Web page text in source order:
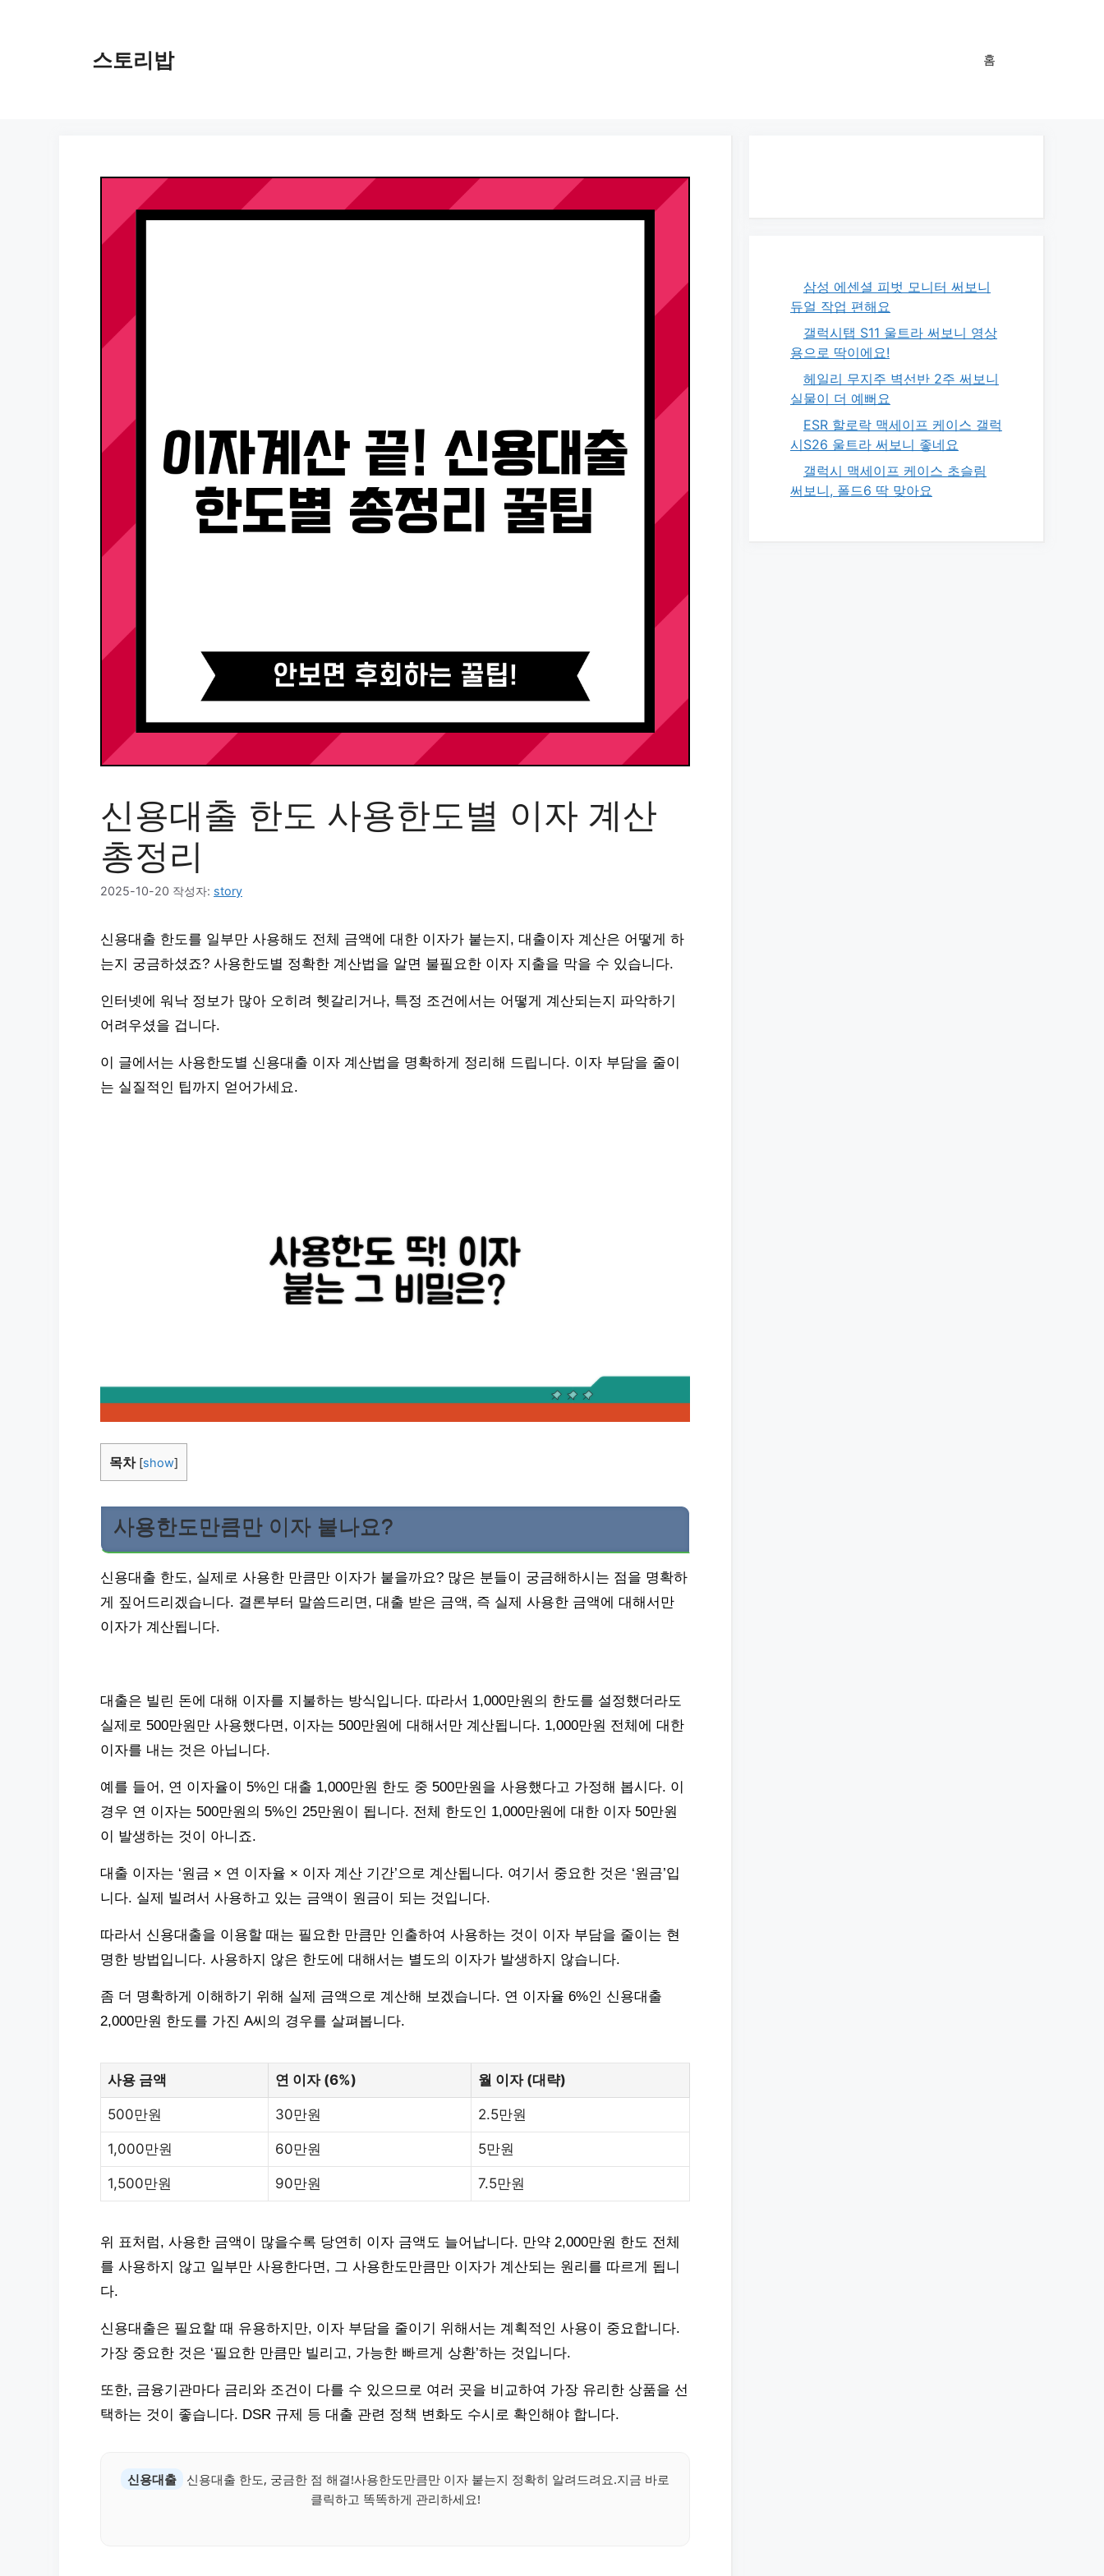
스토리밥 홈
신용대출 한도 사용한도별 이자 계산
총정리
2025-10-20 작성자: story
신용대출 한도를 일부만 사용해도 전체 금액에 대한 이자가 붙는지, 대출이자 계산은 어떻게 하
는지 궁금하셨죠? 사용한도별 정확한 계산법을 알면 불필요한 이자 지출을 막을 수 있습니다.
인터넷에 워낙 정보가 많아 오히려 헷갈리거나, 특정 조건에서는 어떻게 계산되는지 파악하기
어려우셨을 겁니다.
이 글에서는 사용한도별 신용대출 이자 계산법을 명확하게 정리해 드립니다. 이자 부담을 줄이
는 실질적인 팁까지 얻어가세요.
목차 [show]
사용한도만큼만 이자 붙나요?
신용대출 한도, 실제로 사용한 만큼만 이자가 붙을까요? 많은 분들이 궁금해하시는 점을 명확하
게 짚어드리겠습니다. 결론부터 말씀드리면, 대출 받은 금액, 즉 실제 사용한 금액에 대해서만
이자가 계산됩니다.
대출은 빌린 돈에 대해 이자를 지불하는 방식입니다. 따라서 1,000만원의 한도를 설정했더라도
실제로 500만원만 사용했다면, 이자는 500만원에 대해서만 계산됩니다. 1,000만원 전체에 대한
이자를 내는 것은 아닙니다.
예를 들어, 연 이자율이 5%인 대출 1,000만원 한도 중 500만원을 사용했다고 가정해 봅시다. 이
경우 연 이자는 500만원의 5%인 25만원이 됩니다. 전체 한도인 1,000만원에 대한 이자 50만원
이 발생하는 것이 아니죠.
대출 이자는 ‘원금 × 연 이자율 × 이자 계산 기간’으로 계산됩니다. 여기서 중요한 것은 ‘원금’입
니다. 실제 빌려서 사용하고 있는 금액이 원금이 되는 것입니다.
따라서 신용대출을 이용할 때는 필요한 만큼만 인출하여 사용하는 것이 이자 부담을 줄이는 현
명한 방법입니다. 사용하지 않은 한도에 대해서는 별도의 이자가 발생하지 않습니다.
좀 더 명확하게 이해하기 위해 실제 금액으로 계산해 보겠습니다. 연 이자율 6%인 신용대출
2,000만원 한도를 가진 A씨의 경우를 살펴봅니다.
사용 금액 연 이자 (6%) 월 이자 (대략)
500만원 30만원 2.5만원
1,000만원 60만원 5만원
1,500만원 90만원 7.5만원
위 표처럼, 사용한 금액이 많을수록 당연히 이자 금액도 늘어납니다. 만약 2,000만원 한도 전체
를 사용하지 않고 일부만 사용한다면, 그 사용한도만큼만 이자가 계산되는 원리를 따르게 됩니
다.
신용대출은 필요할 때 유용하지만, 이자 부담을 줄이기 위해서는 계획적인 사용이 중요합니다.
가장 중요한 것은 ‘필요한 만큼만 빌리고, 가능한 빠르게 상환’하는 것입니다.
또한, 금융기관마다 금리와 조건이 다를 수 있으므로 여러 곳을 비교하여 가장 유리한 상품을 선
택하는 것이 좋습니다. DSR 규제 등 대출 관련 정책 변화도 수시로 확인해야 합니다.
신용대출
신용대출 한도, 궁금한 점 해결!사용한도만큼만 이자 붙는지 정확히 알려드려요.지금 바로
클릭하고 똑똑하게 관리하세요!
삼성 에센셜 피벗 모니터 써보니
듀얼 작업 편해요
갤럭시탭 S11 울트라 써보니 영상
용으로 딱이에요!
헤일리 무지주 벽선반 2주 써보니
실물이 더 예뻐요
ESR 할로락 맥세이프 케이스 갤럭
시S26 울트라 써보니 좋네요
갤럭시 맥세이프 케이스 초슬림
써보니, 폴드6 딱 맞아요